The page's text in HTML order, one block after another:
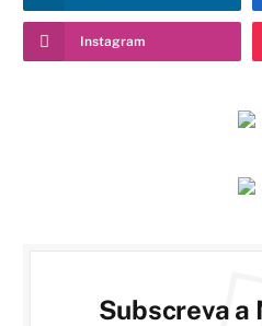
Instagram
Subscreva